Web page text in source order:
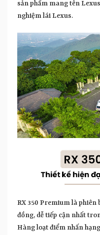
sản phẩm mang tên
nghiệm lái Lexus.
RX 350 Premium là phiên
đồng, dễ tiếp cận nhất
Hàng loạt điểm nhấn